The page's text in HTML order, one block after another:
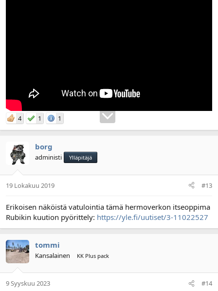
4 1 1
borg
administi Ylläpitäjä
19 Lokakuu 2019 #13
Erikoisen näköistä vatulointia tämä hermoverkon itseoppima
Rubikin kuution pyörittely: https://yle.fi/uutiset/3-11022527
tommi
Kansalainen KK Plus pack
9 Syyskuu 2023 #14